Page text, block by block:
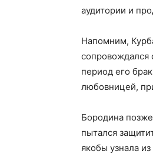
аудитории и
Напомним,
сопровождался
период его
любовницей,
Бородина
пытался
якобы узнала